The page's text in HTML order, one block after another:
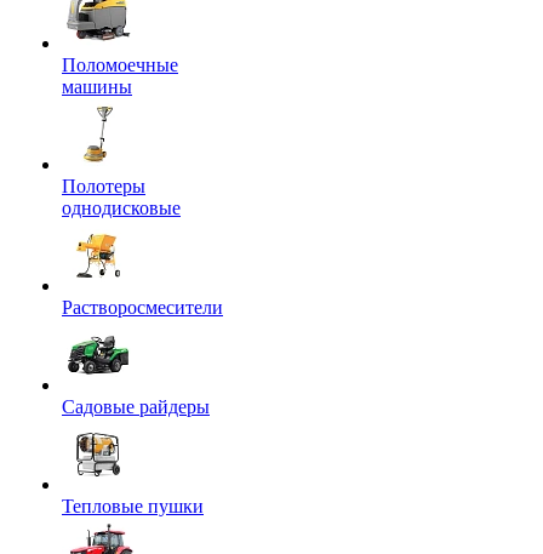
Поломоечные
машины
Полотеры
однодисковые
Растворосмесители
Садовые райдеры
Тепловые пушки